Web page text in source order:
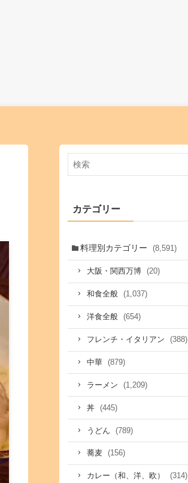
カテゴリー
料理別カテゴリー (8,591)
大阪・関西万博 (20)
和食全般 (1,037)
洋食全般 (654)
フレンチ・イタリアン (388)
中華 (879)
ラーメン (1,209)
丼 (445)
うどん (789)
蕎麦 (156)
カレー（和、洋、欧） (314)